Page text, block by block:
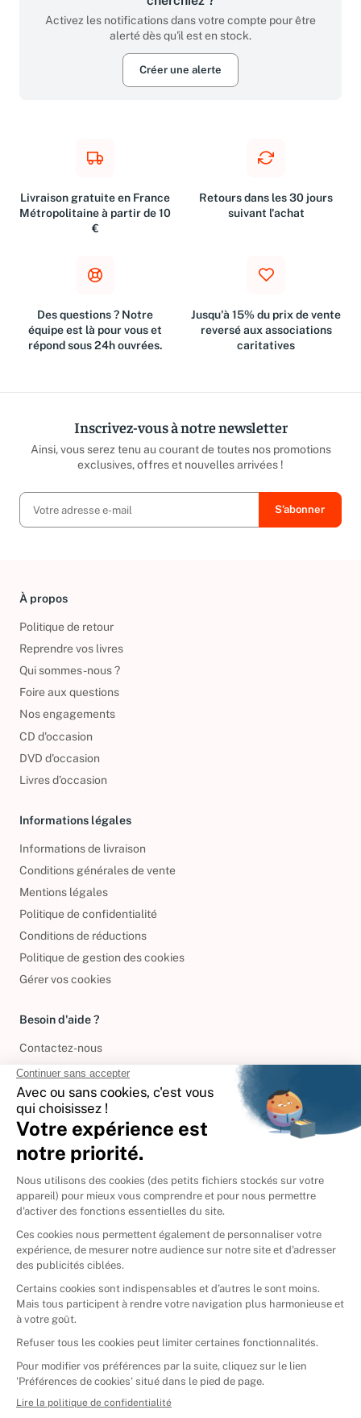
Activez les notifications dans votre compte pour être
alerté dès qu'il est en stock.
Créer une alerte
Livraison gratuite en France
Métropolitaine à partir de 10
€
Retours dans les 30 jours
suivant l'achat
Des questions ? Notre
équipe est là pour vous et
répond sous 24h ouvrées.
Jusqu'à 15% du prix de vente
reversé aux associations
caritatives
Inscrivez-vous à notre newsletter
Ainsi, vous serez tenu au courant de toutes nos promotions
exclusives, offres et nouvelles arrivées !
À propos
Politique de retour
Reprendre vos livres
Qui sommes-nous ?
Foire aux questions
Nos engagements
CD d'occasion
DVD d'occasion
Livres d’occasion
Informations légales
Informations de livraison
Conditions générales de vente
Mentions légales
Politique de confidentialité
Conditions de réductions
Politique de gestion des cookies
Gérer vos cookies
Besoin d'aide ?
Contactez-nous
International
🇪🇸Espagne
🇮🇹Italie
Donner vos livres